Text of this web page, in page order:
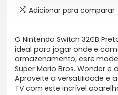
Adicionar para comparar
O Nintendo Switch 32GB
ideal para jogar onde e
armazenamento, este
Super Mario Bros. Wonder e
Aproveite a versatilidade e
TV com este incrível